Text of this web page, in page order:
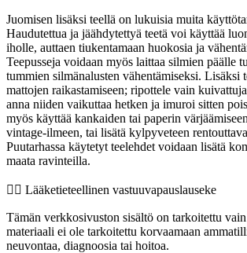
Juomisen lisäksi teellä on lukuisia muita
Haudutettua ja jäähdytettyä teetä voi käyttää
iholle, auttaen tiukentamaan huokosia ja
Teepusseja voidaan myös laittaa silmien päälle
tummien silmänalusten vähentämiseksi. Lisäksi
mattojen raikastamiseen; ripottele vain
anna niiden vaikuttaa hetken ja imuroi sitten
myös käyttää kankaiden tai paperin
vintage-ilmeen, tai lisätä kylpyveteen
Puutarhassa käytetyt teelehdet voidaan lisätä
maata ravinteilla.
👨‍⚕️️ Lääketieteellinen vastuuvapauslauseke
Tämän verkkosivuston sisältö on tarkoitettu
materiaali ei ole tarkoitettu korvaamaan
neuvontaa, diagnoosia tai hoitoa.